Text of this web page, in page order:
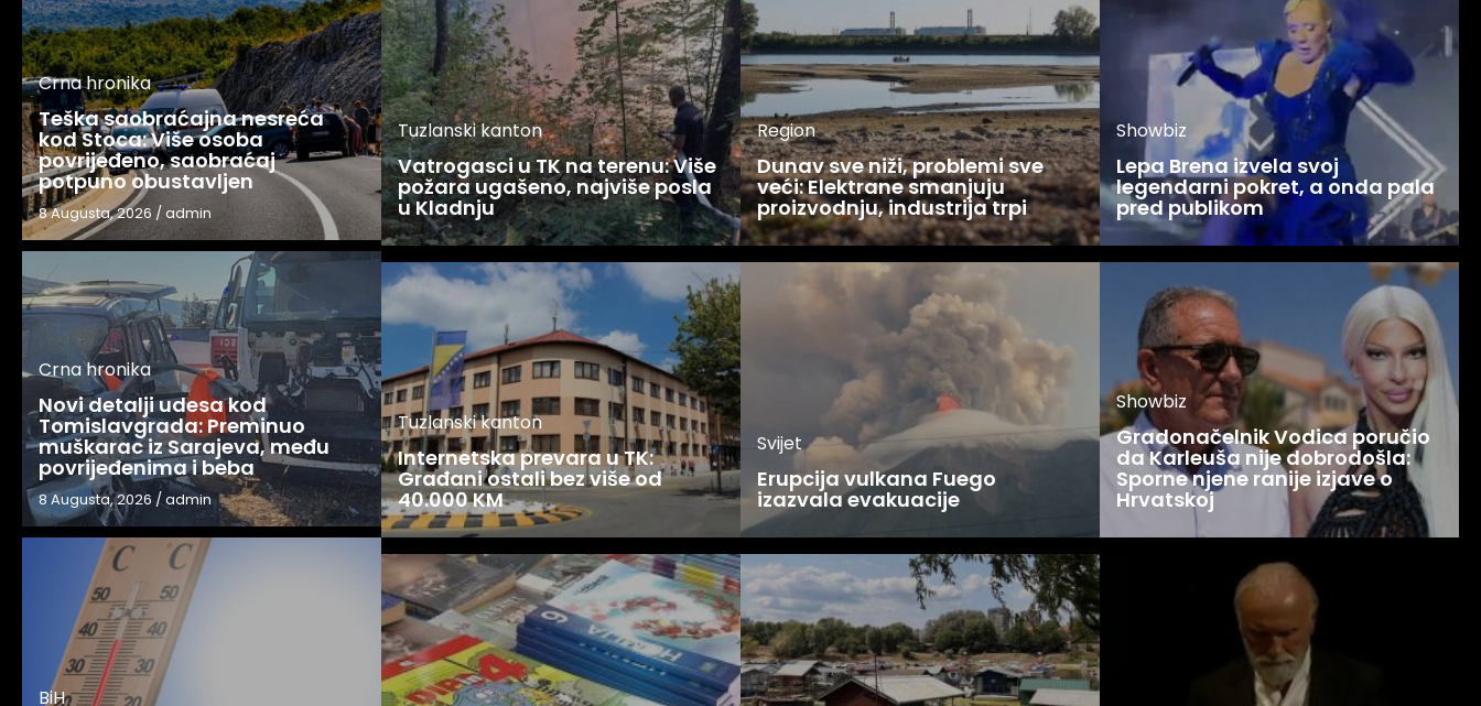
Crna hronika
Teška saobraćajna nesreća
kod Stoca: Više osoba
povrijeđeno, saobraćaj
potpuno obustavljen
8 Augusta, 2026 / admin
Crna hronika
Novi detalji udesa kod
Tomislavgrada: Preminuo
muškarac iz Sarajeva, među
povrijeđenima i beba
8 Augusta, 2026 /admin
BiH
Tuzlanski kanton
Vatrogasci u TK na terenu: Više
požara ugašeno, najviše posla
u Kladnju
Tuzlanski kanton
Internetska prevara u TK:
Građani ostali bez više od
40.000 KM
Region
Dunav sve niži, problemi sve
veći: Elektrane smanjuju
proizvodnju, industrija trpi
Svijet
Erupcija vulkana Fuego
izazvala evakuacije
Showbiz
Lepa Brena izvela svoj
legendarni pokret, a onda pala
pred publikom
Showbiz
Gradonačelnik Vodica poručio
da Karleuša nije dobrodošla:
Sporne njene ranije izjave o
Hrvatskoj